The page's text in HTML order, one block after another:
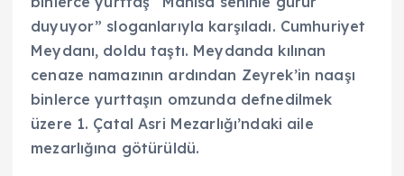
duyuyor” sloganlarıyla karşıladı. Cumhuriyet
Meydanı, doldu taştı. Meydanda kılınan
cenaze namazının ardından Zeyrek’in naaşı
binlerce yurttaşın omzunda defnedilmek
üzere 1. Çatal Asri Mezarlığı’ndaki aile
mezarlığına götürüldü.